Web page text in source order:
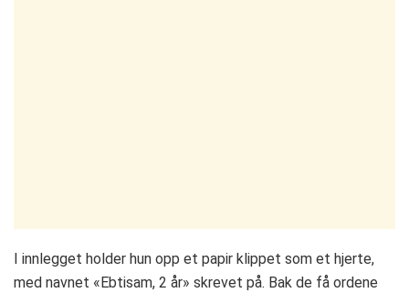
I innlegget holder hun opp et papir klippet som et hjerte,
med navnet «Ebtisam, 2 år» skrevet på. Bak de få ordene